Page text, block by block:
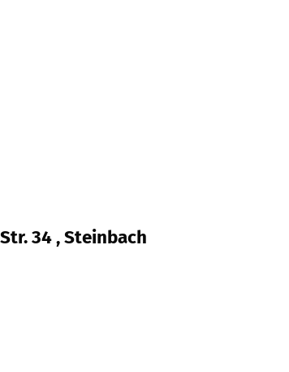
34 , Steinbach